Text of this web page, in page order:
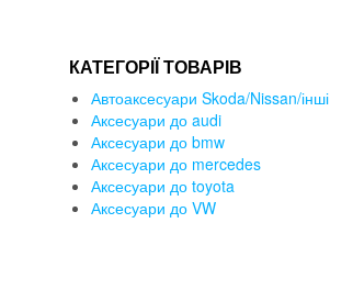
КАТЕГОРІЇ ТОВАРІВ
Автоаксесуари Skoda/Nissan/інші
Аксесуари до audi
Аксесуари до bmw
Аксесуари до mercedes
Аксесуари до toyota
Аксесуари до VW